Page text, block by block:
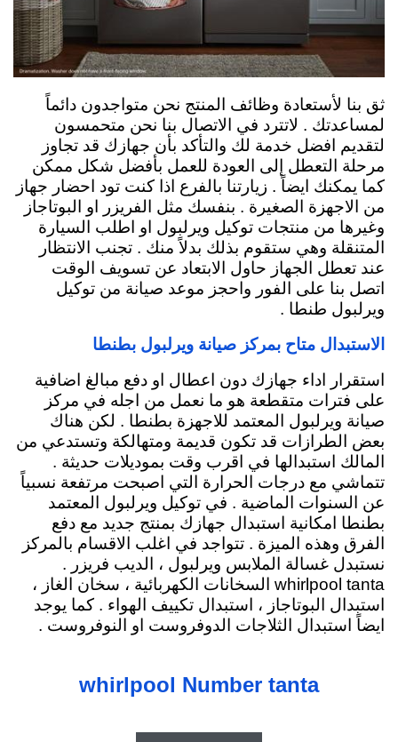
ثق بنا لأستعادة وظائف المنتج نحن متواجدون دائماً
لمساعدتك . لاتترد في الاتصال بنا نحن متحمسون
لتقديم افضل خدمة لك والتأكد بأن جهازك قد تجاوز
مرحلة التعطل إلى العودة للعمل بأفضل شكل ممكن
كما يمكنك ايضاً . زيارتنا بالفرع اذا كنت تود احضار جهاز
من الاجهزة الصغيرة . بنفسك مثل الفريزر او البوتاجاز
وغيرها من منتجات توكيل ويرلبول او اطلب السيارة
المتنقلة وهي ستقوم بذلك بدلاً منك . تجنب الانتظار
عند تعطل الجهاز حاول الابتعاد عن تسويف الوقت
اتصل بنا على الفور واحجز موعد صيانة من توكيل
ويرلبول طنطا .
الاستبدال متاح بمركز صيانة ويرلبول بطنطا
استقرار اداء جهازك دون اعطال او دفع مبالغ اضافية
على فترات متقطعة هو ما نعمل من اجله في مركز
صيانة ويرلبول المعتمد للاجهزة بطنطا . لكن هناك
بعض الطرازات قد تكون قديمة ومتهالكة وتستدعي من
المالك استبدالها في اقرب وقت بموديلات حديثة .
تتماشي مع درجات الحرارة التي اصبحت مرتفعة نسبياً
عن السنوات الماضية . في توكيل ويرلبول المعتمد
بطنطا امكانية استبدال جهازك بمنتج جديد مع دفع
الفرق وهذه الميزة . تتواجد في اغلب الاقسام بالمركز
نستبدل غسالة الملابس ويرلبول ، الديب فريزر .
whirlpool tanta السخانات الكهربائية
، سخان الغاز ،
استبدال البوتاجاز ، استبدال تكييف الهواء . كما يوجد
ايضاً استبدال الثلاجات الدوفروست او النوفروست .
whirlpool Number tanta